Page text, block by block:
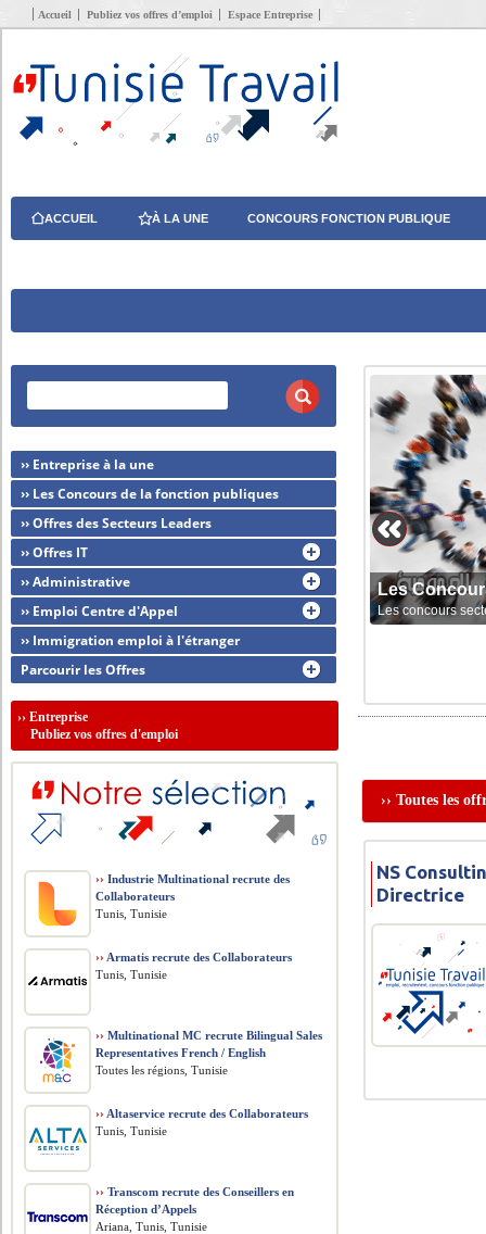
Accueil Publiez vos offres d’emploi Espace Entreprise
ACCUEIL À LA UNE CONCOURS FONCTION PUBLIQUE
Les
Les concours
›› Toutes les
NS
Directrice
›› Entreprise à la une
›› Les Concours de la fonction publiques
›› Offres des Secteurs Leaders
›› Offres IT
›› Administrative
›› Emploi Centre d'Appel
›› Immigration emploi à l'étranger
Parcourir les Offres
››Entreprise
Publiez vos offres d'emploi
›› Industrie Multinational recrute des
Collaborateurs
Tunis, Tunisie
›› Armatis recrute des Collaborateurs
Tunis, Tunisie
›› Multinational MC recrute Bilingual Sales
Representatives French / English
Toutes les régions, Tunisie
›› Altaservice recrute des Collaborateurs
Tunis, Tunisie
›› Transcom recrute des Conseillers en
Réception d’Appels
Ariana, Tunis, Tunisie